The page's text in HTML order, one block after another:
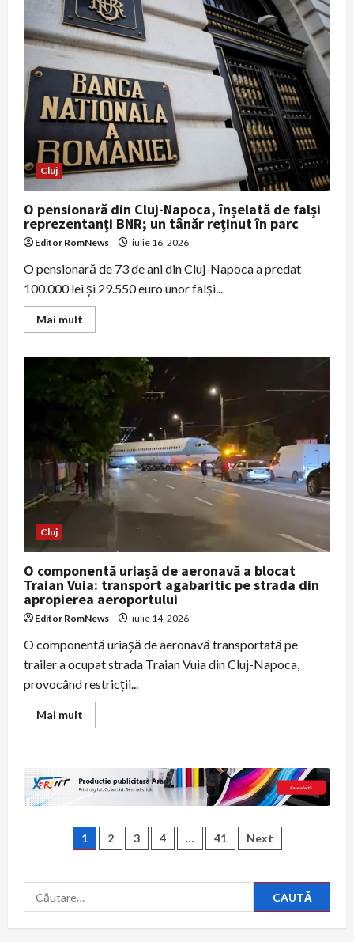
anunțul
unei
clinici
din
Turcia:
invitați
la
hotel
cu
radiografii
dentare
Cluj
O pensionară din Cluj-Napoca, înșelată de falși
reprezentanți BNR; un tânăr reținut în parc
Editor RomNews iulie 16, 2026
O pensionară de 73 de ani din Cluj-Napoca a predat
100.000 lei și 29.550 euro unor falși...
Mai mult
more
pensionară
Cluj-
Napoca,
înșelată
reprezentanți
BNR;
un
tânăr
reținut
în
parc
Cluj
O componentă uriașă de aeronavă a blocat
Traian Vuia: transport agabaritic pe strada din
apropierea aeroportului
Editor RomNews iulie 14, 2026
O componentă uriașă de aeronavă transportată pe
trailer a ocupat strada Traian Vuia din Cluj-Napoca,
provocând restricții...
Mai mult
more
de
aeronavă
Traian
Vuia:
transport
strada
apropierea
aeroportului
Paginație
articole
1 2 3 4 … 41 Next
Caută
după: